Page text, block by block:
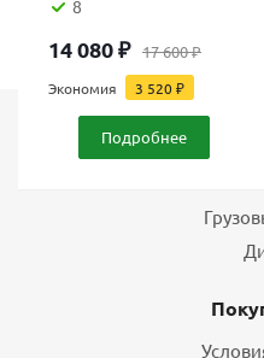
8
14 080₽ 17 600₽
Экономия 3 520₽
Подробнее